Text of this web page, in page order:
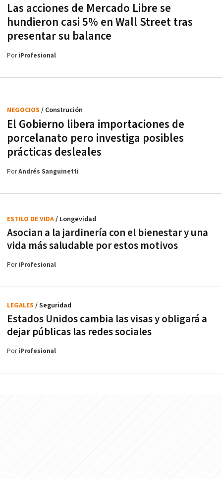
Las acciones de Mercado Libre se
hundieron casi 5% en Wall Street tras
presentar su balance
PoriProfesional
El Gobierno libera importaciones de
porcelanato pero investiga posibles
prácticas desleales
NEGOCIOS / Construción
PorAndrés Sanguinetti
Asocian a la jardinería con el bienestar y una
vida más saludable por estos motivos
ESTILO DE VIDA/ Longevidad
PoriProfesional
Estados Unidos cambia las visas y obligará a
dejar públicas las redes sociales
LEGALES / Seguridad
PoriProfesional